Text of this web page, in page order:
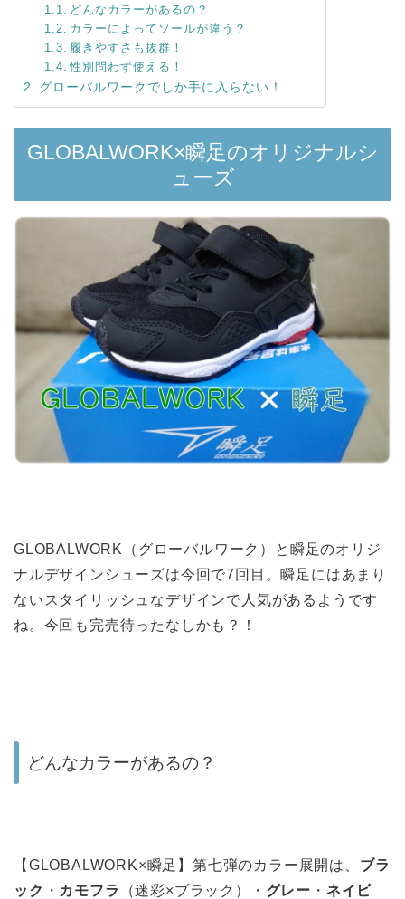
どんなカラーがあるの？
カラーによってソールが違う？
履きやすさも抜群！
性別問わず使える！
グローバルワークでしか手に入らない！
GLOBALWORK×瞬足のオリジナルシ
ューズ
GLOBALWORK（グローバルワーク）と瞬足のオリジ
ナルデザインシューズは今回で7回目。瞬足にはあまり
ないスタイリッシュなデザインで人気があるようです
ね。今回も完売待ったなしかも？！
どんなカラーがあるの？
【GLOBALWORK×瞬足】第七弾のカラー展開は、 ブラ
ック ・ カモフラ （迷彩×ブラック）・ グレー ・ ネイビ